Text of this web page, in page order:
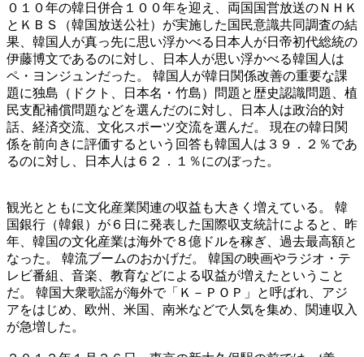
０１０年の韓日併合１００年を迎え、両国国営放送のＮＨＫ
とＫＢＳ（韓国放送公社）が実施した国民意識共同調査の結
果、韓国人が真っ先に思い浮かべる日本人が日帝初代総統の
伊藤博文であるのに対し、日本人が思い浮かべる韓国人は
ペ・ヨンジュンだった。 韓国人が韓日関係改善の重要な課
題に独島（ドクト、日本名・竹島）問題と歴史認識問題、植
民支配補償問題などを選んだのに対し、日本人は政治的対
話、経済交流、文化スポーツ交流を選んだ。 現在の韓日関
係を前向きに評価するという回答も韓国人は３９．２％であ
るのに対し、日本人は６２．１％にのぼった。
観光とともに文化産業関連の収益も大きく増えている。 韓
国銀行（韓銀）が６日に発表した国際収支統計によると、昨
年、韓国の文化産業は海外で８億ドルを稼ぎ、過去最高額と
なった。 韓流ブームのおかげだ。 韓国の映画やラジオ・テ
レビ番組、音楽、教育などによる収益が増えたということ
だ。 韓国大衆歌謡が海外で「Ｋ－ＰＯＰ」と呼ばれ、アジ
アをはじめ、欧州、米国、南米などで人気を集め、関連収入
が急増した。